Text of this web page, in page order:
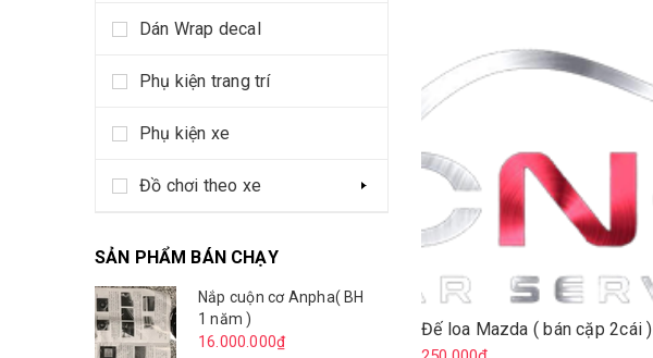
Dán Wrap decal
Phụ kiện trang trí
Phụ kiện xe
Đồ chơi theo xe
SẢN PHẨM BÁN CHẠY
Nắp cuộn cơ Anpha( BH
1 năm )
16.000.000₫
Đế loa Mazda ( bán cặp 2cái )